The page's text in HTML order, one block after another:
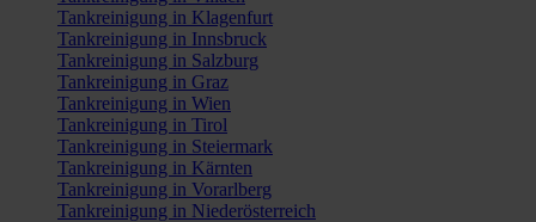
Tankreinigung in Klagenfurt
Tankreinigung in Innsbruck
Tankreinigung in Salzburg
Tankreinigung in Graz
Tankreinigung in Wien
Tankreinigung in Tirol
Tankreinigung in Steiermark
Tankreinigung in Kärnten
Tankreinigung in Vorarlberg
Tankreinigung in Niederösterreich